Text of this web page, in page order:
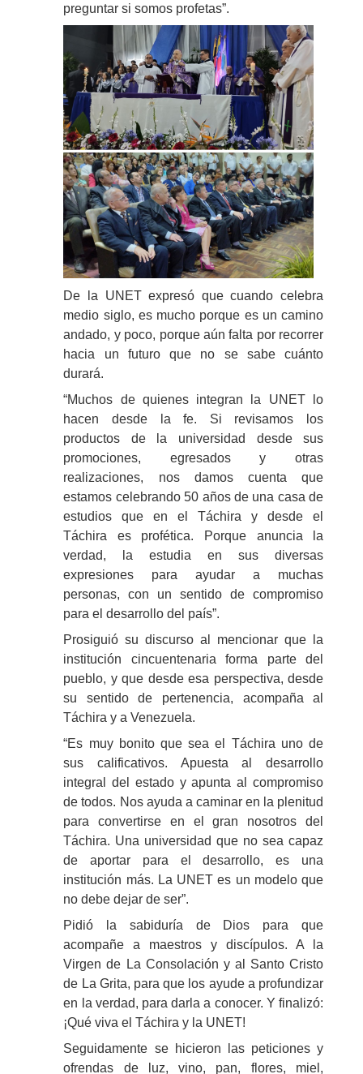
preguntar si somos profetas”.
De la UNET expresó que cuando celebra
medio siglo, es mucho porque es un camino
andado, y poco, porque aún falta por recorrer
hacia un futuro que no se sabe cuánto
durará.
“Muchos de quienes integran la UNET lo
hacen desde la fe. Si revisamos los
productos de la universidad desde sus
promociones, egresados y otras
realizaciones, nos damos cuenta que
estamos celebrando 50 años de una casa de
estudios que en el Táchira y desde el
Táchira es profética. Porque anuncia la
verdad, la estudia en sus diversas
expresiones para ayudar a muchas
personas, con un sentido de compromiso
para el desarrollo del país”.
Prosiguió su discurso al mencionar que la
institución cincuentenaria forma parte del
pueblo, y que desde esa perspectiva, desde
su sentido de pertenencia, acompaña al
Táchira y a Venezuela.
“Es muy bonito que sea el Táchira uno de
sus calificativos. Apuesta al desarrollo
integral del estado y apunta al compromiso
de todos. Nos ayuda a caminar en la plenitud
para convertirse en el gran nosotros del
Táchira. Una universidad que no sea capaz
de aportar para el desarrollo, es una
institución más. La UNET es un modelo que
no debe dejar de ser”.
Pidió la sabiduría de Dios para que
acompañe a maestros y discípulos. A la
Virgen de La Consolación y al Santo Cristo
de La Grita, para que los ayude a profundizar
en la verdad, para darla a conocer. Y finalizó:
¡Qué viva el Táchira y la UNET!
Seguidamente se hicieron las peticiones y
ofrendas de luz, vino, pan, flores, miel,